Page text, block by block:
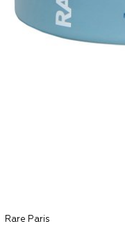
Rare Paris